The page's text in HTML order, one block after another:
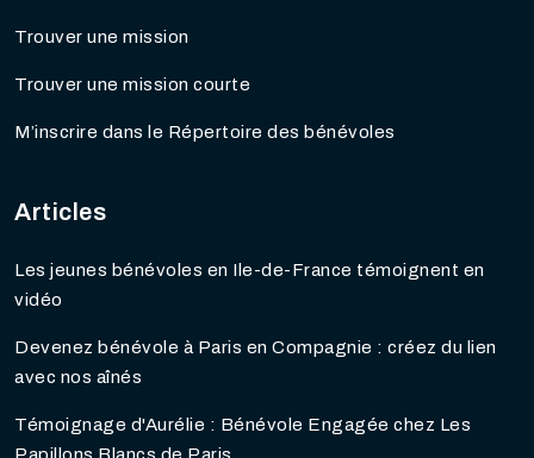
Trouver une mission
Trouver une mission courte
M’inscrire dans le Répertoire des bénévoles
Articles
Les jeunes bénévoles en Ile-de-France témoignent en
vidéo
Devenez bénévole à Paris en Compagnie : créez du lien
avec nos aînés
Témoignage d'Aurélie : Bénévole Engagée chez Les